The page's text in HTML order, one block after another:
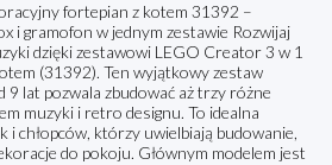
fortepian z kotem 31392 –
i gramofon w jednym zestawie Rozwijaj
dzięki zestawowi LEGO Creator 3 w 1
(31392). Ten wyjątkowy zestaw
9 lat pozwala zbudować aż trzy różne
muzyki i retro designu. To idealna
i chłopców, którzy uwielbiają budowanie,
do pokoju. Głównym modelem jest